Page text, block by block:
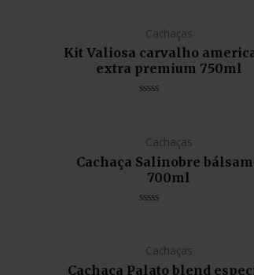
Cachaças
Kit Valiosa carvalho
extra premium 750ml
Cachaças
Cachaça Salinobre
700ml
Cachaças
Cachaça Palato blend